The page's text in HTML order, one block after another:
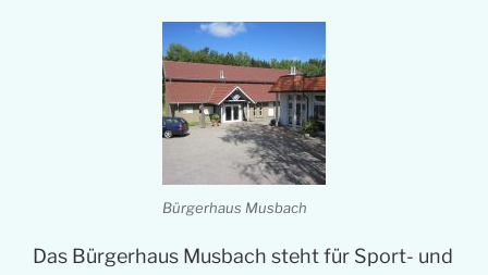
Bürgerhaus Musbach
Das Bürgerhaus Musbach steht für Sport- und